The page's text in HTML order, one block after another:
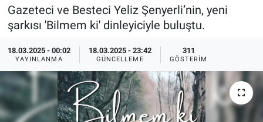
Gazeteci ve Besteci Yeliz Şenyerli’nin, yeni
şarkısı 'Bilmem ki' dinleyiciyle buluştu.
18.03.2025 - 00:02
YAYINLANMA
18.03.2025 - 23:42
GÜNCELLEME
311
GÖSTERIM
Doğa Konuşuyor
Ege Saati
Ege'den Esintiler
Sağlık
Yayın Akışı
İletişim
Tüm Manşetler
Haber Arşivi